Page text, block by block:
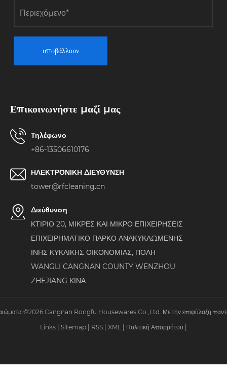
υποβάλλουν
Επικοινωνήστε μαζί μας
Τηλέφωνο
+86-13506610176
ΗΛΕΚΤΡΟΝΙΚΗ ΔΙΕΥΘΥΝΣΗ
tower@rfcleaning.cn
Διεύθυνση
ΚΤΙΡΙΟ 20, ΜΙΚΡΕΣ ΚΑΙ ΜΙΚΡΟ ΕΠΙΧΕΙΡΗΣΕΙΣ
ΕΠΙΧΕΙΡΗΜΑΤΙΚΟ ΠΑΡΚΟ ΑΝΑΚΥΚΛΩΜΕΝΗΣ
ΙΝΗΣ ΚΥΚΛΙΚΗΣ ΟΙΚΟΝΟΜΙΑΣ, ΠΟΛΗ
WANGLI CANGNAN COUNTY WENZHOU
ZHEJIANG ΚΙΝΑ
©2026 Cangnan Rongfu Housewares Co.,Ltd. Με την επιφύλαξη
Links | Sitemap | RSS | XML | Πολιτική Απορρήτου |